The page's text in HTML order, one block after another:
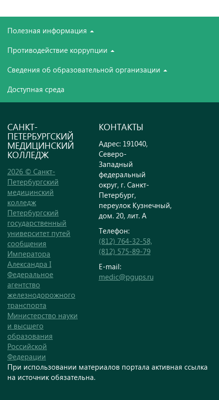
Полезная информация
Противодействие коррупции
Сведения об образовательной организации
Доступная среда
САНКТ-
ПЕТЕРБУРГСКИЙ
МЕДИЦИНСКИЙ
КОЛЛЕДЖ
2026 © Санкт-
Петербургский
медицинский
колледж
Петербургский
государственный
университет путей
сообщения
Императора
Александра I
Федеральное
агентство
железнодорожного
транспорта
Министерство науки
и высшего
образования
Российской
Федерации
КОНТАКТЫ
Адрес: 191040,
Северо-
Западный
федеральный
округ, г. Санкт-
Петербург,
переулок Кузнечный,
дом. 20, лит. А
Телефон:
(812) 764-32-58,
(812) 575-89-79
E-mail:
medic@pgups.ru
При использовании материалов портала активная ссылка
на источник обязательна.